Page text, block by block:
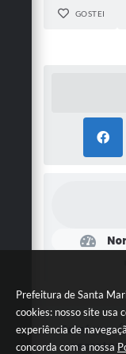
Prefeitura de Santa
cookies: nosso site usa
experiência de
concorda com a nossa
GOSTEI
Telefone: